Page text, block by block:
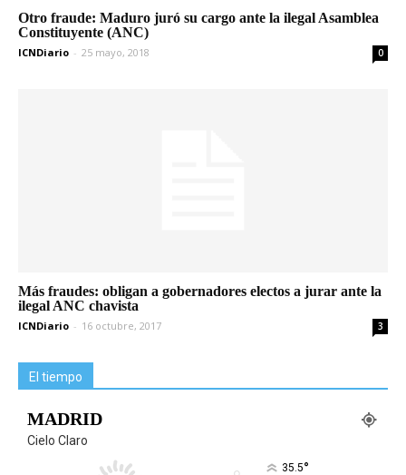
Otro fraude: Maduro juró su cargo ante la ilegal Asamblea
Constituyente (ANC)
ICNDiario - 25 mayo, 2018 0
Más fraudes: obligan a gobernadores electos a jurar ante la
ilegal ANC chavista
ICNDiario - 16 octubre, 2017 3
El tiempo
MADRID
Cielo Claro
35.5°